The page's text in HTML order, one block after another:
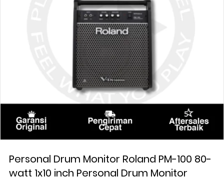
Personal Drum Monitor Roland PM-100 80-
watt 1x10 inch Personal Drum Monitor